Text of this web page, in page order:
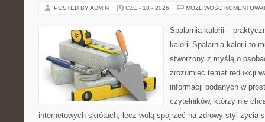
POSTED BY ADMIN CZE - 18 - 2026 MOŻLIWOŚĆ
Spalarnia kalorii –
kalorii Spalarnia kalorii to
stworzony z myślą o
zrozumieć temat redukcji
informacji podanych w
czytelników, którzy nie
internetowych skrótach, lecz wolą spojrzeć na zdrowy styl życia